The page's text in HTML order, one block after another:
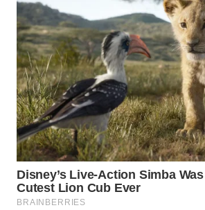
WAHANA
TRAVEL
WAHANA
TV
WAHANANEWS
ID
WAHANANEWS
CO ID